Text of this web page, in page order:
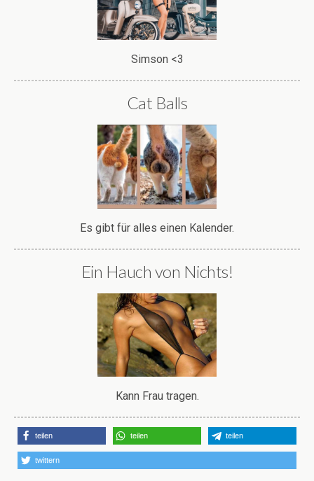
Simson <3
Cat Balls
Es gibt für alles einen Kalender.
Ein Hauch von Nichts!
Kann Frau tragen.
teilen teilen teilen
twittern